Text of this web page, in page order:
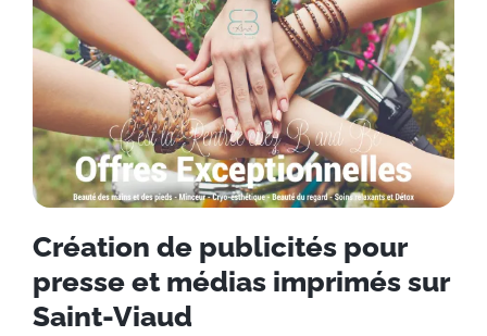
Création de publicités pour
presse et médias imprimés sur
Saint-Viaud